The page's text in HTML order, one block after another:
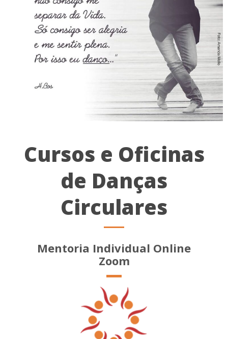
Cursos e Oficinas
de Danças
Circulares
Mentoria Individual Online
Zoom